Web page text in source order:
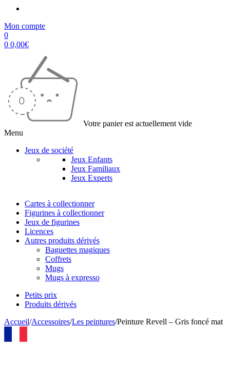
Mon compte
0
0 0,00€
Votre panier est actuellement vide
Menu
Jeux de société
Jeux Enfants
Jeux Familiaux
Jeux Experts
Cartes à collectionner
Figurines à collectionner
Jeux de figurines
Licences
Autres produits dérivés
Baguettes magiques
Coffrets
Mugs
Mugs à expresso
Petits prix
Produits dérivés
Accueil/Accessoires/Les peintures/Peinture Revell – Gris foncé mat